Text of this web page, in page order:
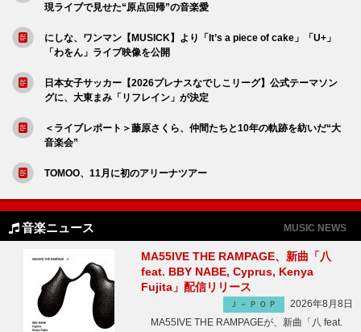
現ライブで見せた“原点回帰”の音楽愛
にしな、ワンマン【MUSICK】より「It’s a piece of cake」「U+」
「わをん」ライブ映像を公開
日本女子サッカー【2026プレナスなでしこリーグ】公式テーマソン
グに、大東まみ「リフレイン」が決定
＜ライブレポート＞藤原さくら、仲間たちと10年の軌跡を紡いだ“大
音楽会”
TOMOO、11月に初のアリーナツアー
音楽ニュース MUSIC NEWS
MA55IVE THE RAMPAGE、新曲「八
feat. BBY NABE, Cyprus, Kenya
Fujita」配信リリース
Ｊ－ＰＯＰ
2026年8月8日
MA55IVE THE RAMPAGEが、新曲「八 feat.